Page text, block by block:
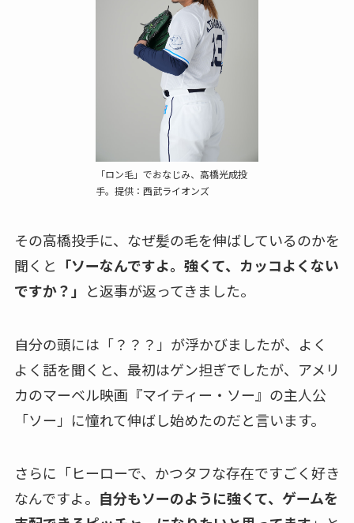
「ロン毛」でおなじみ、高橋光成投
手。提供：西武ライオンズ
その高橋投手に、なぜ髪の毛を伸ばしているのかを
聞くと 「ソーなんですよ。強くて、カッコよくない
ですか？」 と返事が返ってきました。
自分の頭には「？？？」が浮かびましたが、よく
よく話を聞くと、最初はゲン担ぎでしたが、アメリ
カのマーベル映画『マイティー・ソー』の主人公
「ソー」に憧れて伸ばし始めたのだと言います。
さらに「ヒーローで、かつタフな存在ですごく好き
なんですよ。 自分もソーのように強くて、ゲームを